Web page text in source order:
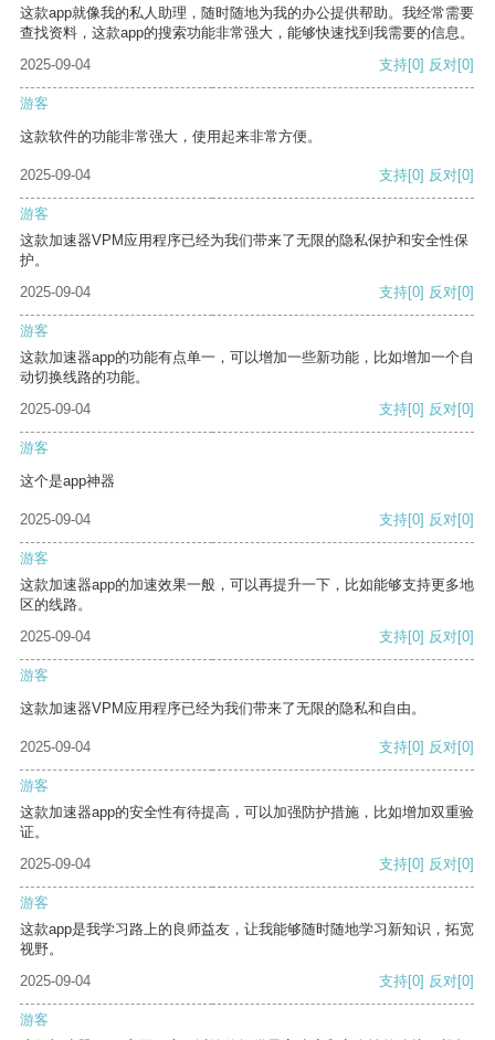
这款app就像我的私人助理，随时随地为我的办公提供帮助。我经常需要
查找资料，这款app的搜索功能非常强大，能够快速找到我需要的信息。
2025-09-04
支持[0] 反对[0]
游客
这款软件的功能非常强大，使用起来非常方便。
2025-09-04 支持[0] 反对[0]
游客
这款加速器VPM应用程序已经为我们带来了无限的隐私保护和安全性保
护。
2025-09-04
支持[0] 反对[0]
游客
这款加速器app的功能有点单一，可以增加一些新功能，比如增加一个自
动切换线路的功能。
2025-09-04
支持[0] 反对[0]
游客
这个是app神器
2025-09-04 支持[0] 反对[0]
游客
这款加速器app的加速效果一般，可以再提升一下，比如能够支持更多地
区的线路。
2025-09-04
支持[0] 反对[0]
游客
这款加速器VPM应用程序已经为我们带来了无限的隐私和自由。
2025-09-04 支持[0] 反对[0]
游客
这款加速器app的安全性有待提高，可以加强防护措施，比如增加双重验
证。
2025-09-04
支持[0] 反对[0]
游客
这款app是我学习路上的良师益友，让我能够随时随地学习新知识，拓宽
视野。
2025-09-04
支持[0] 反对[0]
游客